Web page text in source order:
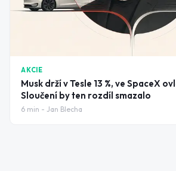
AKCIE
Musk drží v Tesle 13 %, ve SpaceX
Sloučení by ten rozdíl smazalo
6 min - Jan Blecha